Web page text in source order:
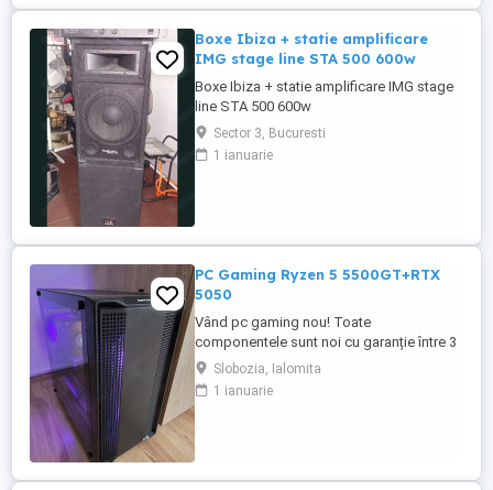
Boxe Ibiza + statie amplificare
IMG stage line STA 500 600w
Boxe Ibiza + statie amplificare IMG stage
line STA 500 600w
Sector 3, Bucuresti
1 ianuarie
PC Gaming Ryzen 5 5500GT+RTX
5050
Vând pc gaming nou! Toate
componentele sunt noi cu garanție între 3
și 10 ani la eMAG. Preț FIX nu trimit prin
curier doar predare personală.
Configurație: Procesor Ryzen 5
Kingston Fury Beast ...
Slobozia, Ialomita
1 ianuarie